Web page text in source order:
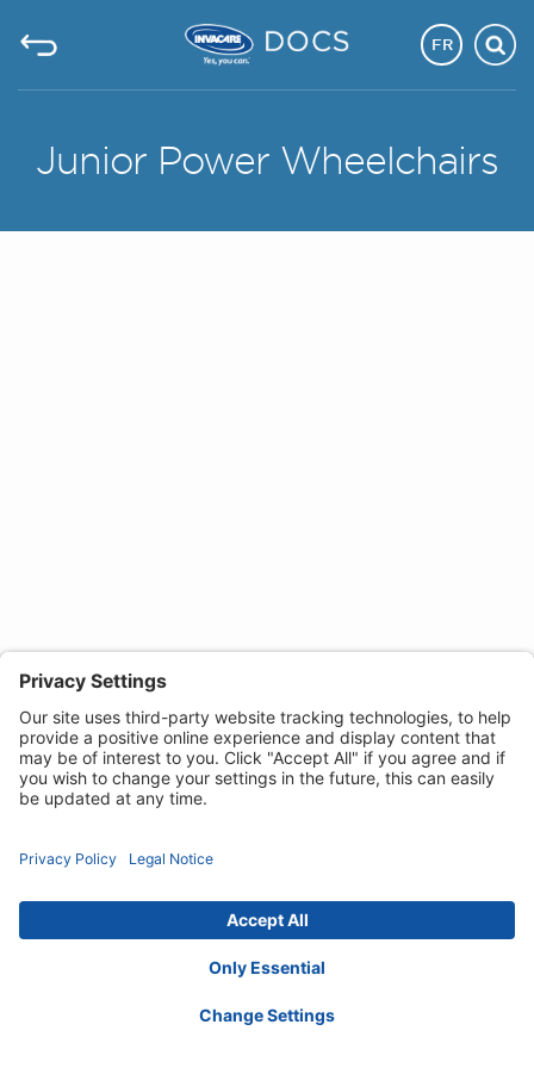
FR
Junior Power Wheelchairs
Politique de confidentialité
Mentions légales
Déclaration d'accessibilité
Contact :contactfr@invacare.com
© 2026 Invacare International GmbH. Tous